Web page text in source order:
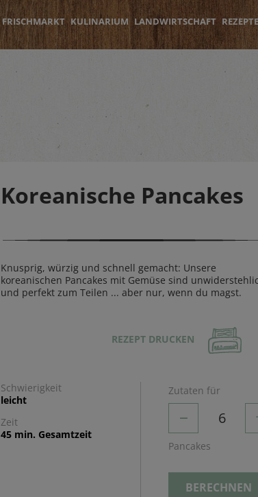
FRISCHMARKT KULINARIUM LANDWIRTSCHAFT REZEPTE
Koreanische Pancakes
Knusprig, würzig und schnell gemacht: Unsere
koreanischen Pancakes mit Gemüse sind
und perfekt zum Teilen ... aber nur, wenn du magst.
REZEPT DRUCKEN
Schwierigkeit
leicht
Zeit
45 min. Gesamtzeit
Zutaten für
– 6
Pancakes
BERECHNEN